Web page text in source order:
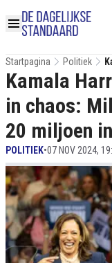
Startpagina Politiek
Kamala
in chaos:
20 miljoen
POLITIEK•07 NOV 2024,